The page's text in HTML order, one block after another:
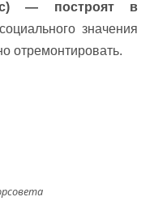
— построят в
значения
отремонтировать.